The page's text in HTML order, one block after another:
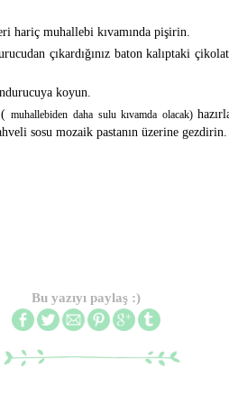
hariç muhallebi kıvamında pişirin.
çıkardığınız baton kalıptaki
koyun.
(muhallebiden daha sulu kıvamda olacak)
sosu mozaik pastanın üzerine gezdirin.
Bu yazıyı paylaş :)